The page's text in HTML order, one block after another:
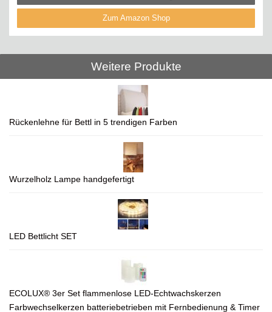
Zum Amazon Shop
Weitere Produkte
Rückenlehne für Bettl in 5 trendigen Farben
Wurzelholz Lampe handgefertigt
LED Bettlicht SET
ECOLUX® 3er Set flammenlose LED-Echtwachskerzen
Farbwechselkerzen batteriebetrieben mit Fernbedienung & Timer